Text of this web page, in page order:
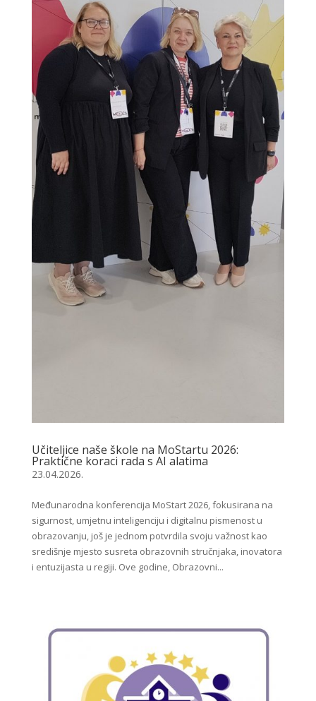
Učiteljice naše škole na MoStartu 2026:
Praktične koraci rada s AI alatima
23.04.2026.
Međunarodna konferencija MoStart 2026, fokusirana na
sigurnost, umjetnu inteligenciju i digitalnu pismenost u
obrazovanju, još je jednom potvrdila svoju važnost kao
središnje mjesto susreta obrazovnih stručnjaka, inovatora
i entuzijasta u regiji. Ove godine, Obrazovni...